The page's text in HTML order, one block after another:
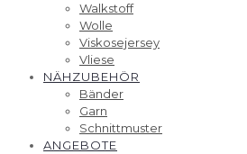
Walkstoff
Wolle
Viskosejersey
Vliese
NÄHZUBEHÖR
Bänder
Garn
Schnittmuster
ANGEBOTE